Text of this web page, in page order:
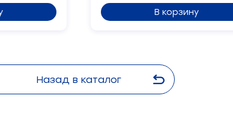
В корзину
Назад в каталог
Сообщение